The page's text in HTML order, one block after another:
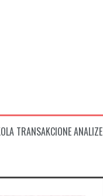
TRANSAKCIONE ANALIZE